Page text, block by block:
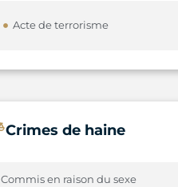
Acte de terrorisme
Crimes de haine
Commis en raison du sexe